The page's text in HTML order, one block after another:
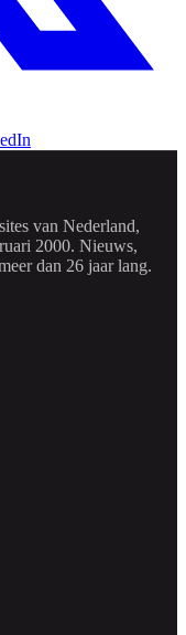
van Nederland,
2000. Nieuws,
dan 26 jaar lang.